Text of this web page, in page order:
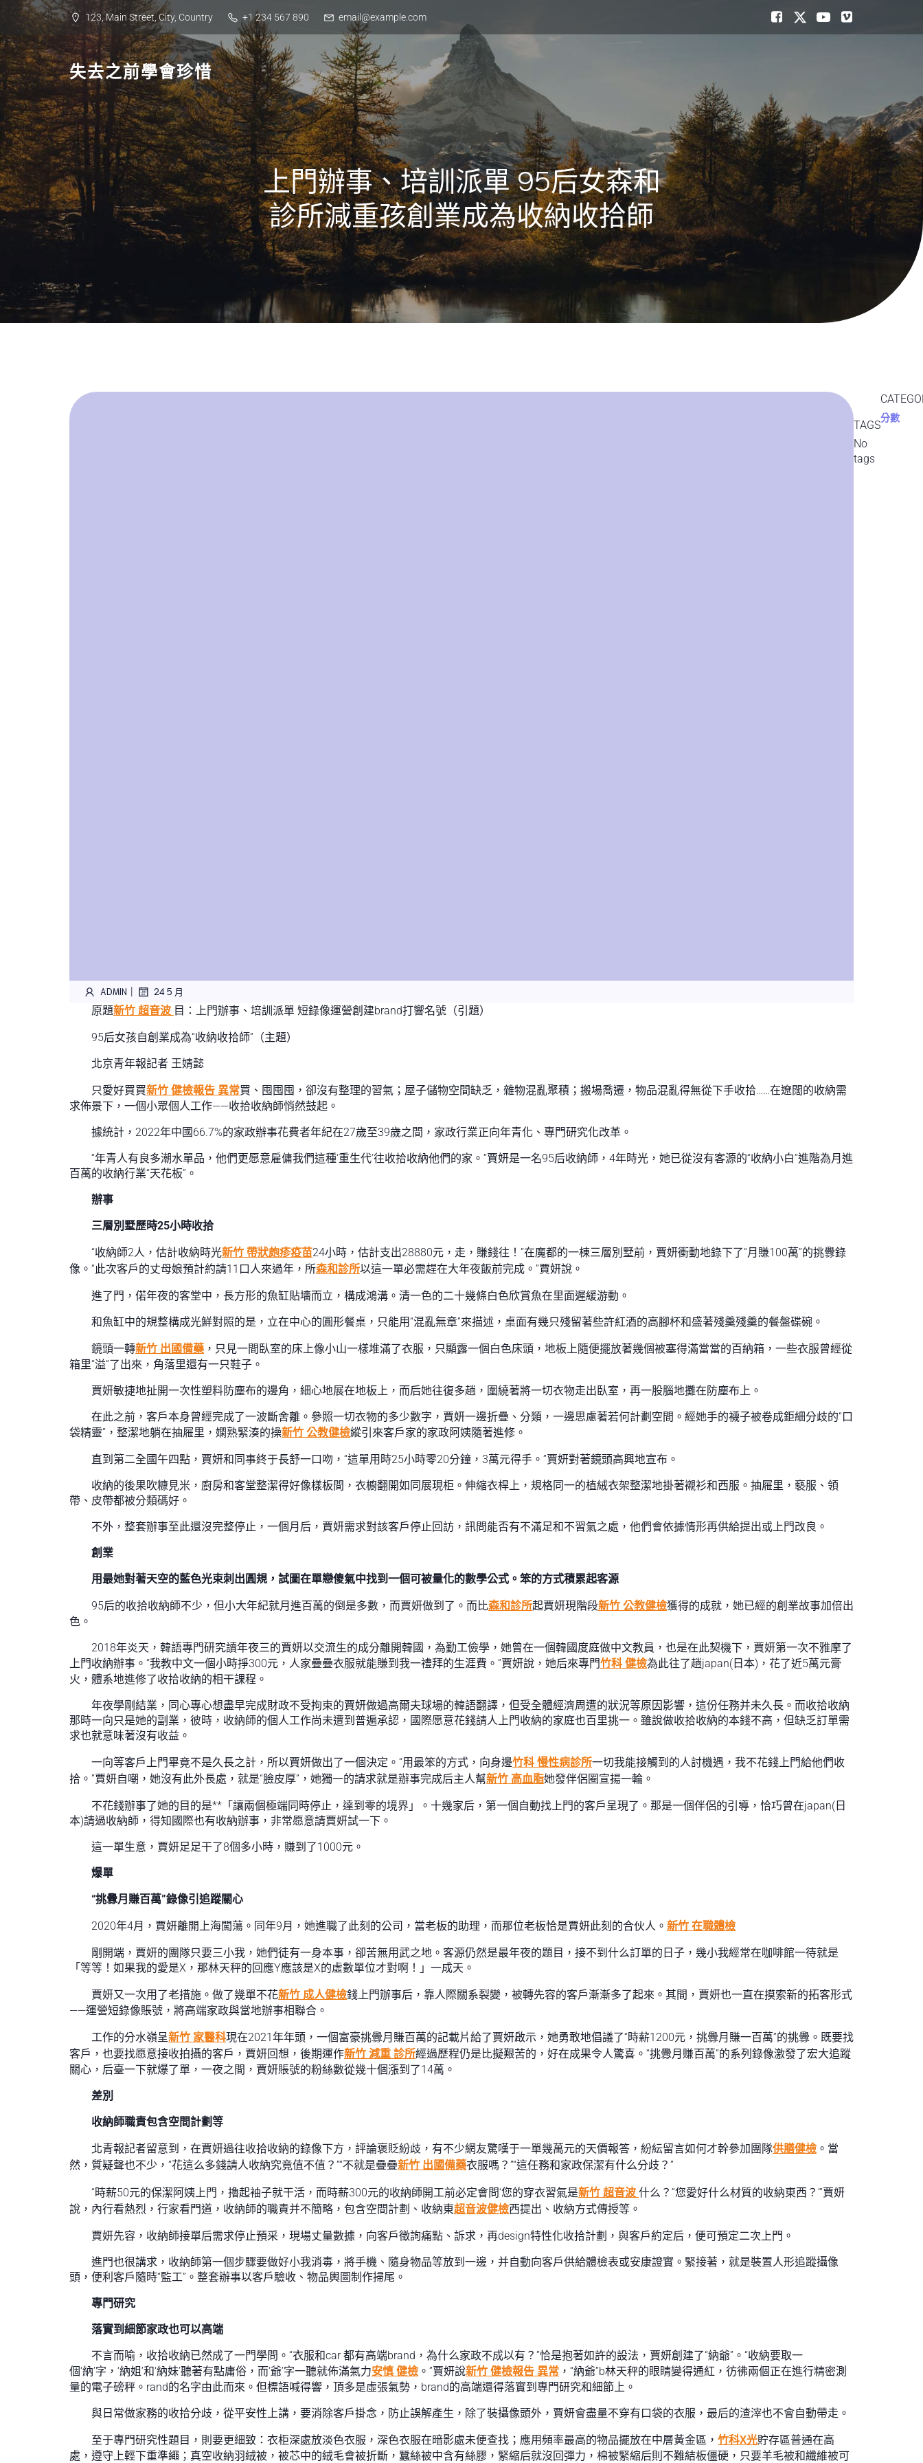
123, Main Street, City, Country +1 234 567 890 email@example.com
失去之前學會珍惜
上門辦事、培訓派單 95后女森和
診所減重孩創業成為收納收拾師
ADMIN | 24 5 月
原題新竹 超音波 目：上門辦事、培訓派單 短錄像運營創建brand打響名號（引題）
95后女孩自創業成為“收納收拾師”（主題）
北京青年報記者 王婧懿
只愛好買買新竹 健檢報告 異常買、囤囤囤，卻沒有整理的習氣；屋子儲物空間缺乏，雜物混亂聚積；搬場喬遷，物品混亂得無從下手收拾……在遼闊的收納需
求佈景下，一個小眾個人工作——收拾收納師悄然鼓起。
據統計，2022年中國66.7%的家政辦事花費者年紀在27歲至39歲之間，家政行業正向年青化、專門研究化改革。
“年青人有良多潮水單品，他們更愿意雇傭我們這種‘重生代’往收拾收納他們的家。”賈妍是一名95后收納師，4年時光，她已從沒有客源的“收納小白”進階為月進
百萬的收納行業“天花板”。
辦事
三層別墅歷時25小時收拾
“收納師2人，估計收納時光新竹 帶狀皰疹疫苗24小時，估計支出28880元，走，賺錢往！”在魔都的一棟三層別墅前，賈妍衝動地錄下了“月賺100萬”的挑釁錄
像。“此次客戶的丈母娘預計約請11口人來過年，所森和診所以這一單必需趕在大年夜飯前完成。”賈妍說。
進了門，偌年夜的客堂中，長方形的魚缸貼墻而立，構成鴻溝。清一色的二十幾條白色欣賞魚在里面遲緩游動。
和魚缸中的規整構成光鮮對照的是，立在中心的圓形餐桌，只能用“混亂無章”來描述，桌面有幾只殘留著些許紅酒的高腳杯和盛著殘羹殘羹的餐盤碟碗。
鏡頭一轉新竹 出國備藥 ，只見一間臥室的床上像小山一樣堆滿了衣服，只顯露一個白色床頭，地板上隨便擺放著幾個被塞得滿當當的百納箱，一些衣服曾經從
箱里“溢”了出來，角落里還有一只鞋子。
賈妍敏捷地扯開一次性塑料防塵布的邊角，細心地展在地板上，而后她往復多趟，圍繞著將一切衣物走出臥室，再一股腦地攤在防塵布上。
在此之前，客戶本身曾經完成了一波斷舍離。參照一切衣物的多少數字，賈妍一邊折疊、分類，一邊思慮著若何計劃空間。經她手的襪子被卷成鉅細分歧的“口
袋精靈”，整潔地躺在抽屜里，嫻熟緊湊的操新竹 公教健檢縱引來客戶家的家政阿姨隨著進修。
直到第二全國午四點，賈妍和同事終于長舒一口吻，“這單用時25小時零20分鐘，3萬元得手。”賈妍對著鏡頭高興地宣布。
收納的後果吹糠見米，廚房和客堂整潔得好像樣板間，衣櫥翻開如同展現柜。伸縮衣桿上，規格同一的植絨衣架整潔地掛著襯衫和西服。抽屜里，褻服、領
帶、皮帶都被分類碼好。
不外，整套辦事至此還沒完整停止，一個月后，賈妍需求對該客戶停止回訪，訊問能否有不滿足和不習氣之處，他們會依據情形再供給提出或上門改良。
創業
用最她對著天空的藍色光束刺出圓規，試圖在單戀傻氣中找到一個可被量化的數學公式。笨的方式積累起客源
95后的收拾收納師不少，但小大年紀就月進百萬的倒是多數，而賈妍做到了。而比森和診所起賈妍現階段新竹 公教健檢獲得的成就，她已經的創業故事加倍出
色。
2018年炎天，韓語專門研究讀年夜三的賈妍以交流生的成分離開韓國，為勤工儉學，她曾在一個韓國度庭做中文教員，也是在此契機下，賈妍第一次不雅摩了
上門收納辦事。“我教中文一個小時掙300元，人家疊疊衣服就能賺到我一禮拜的生涯費。”賈妍說，她后來專門竹科 健檢為此往了趟japan(日本)，花了近5萬元膏
火，體系地進修了收拾收納的相干課程。
年夜學剛結業，同心專心想盡早完成財政不受拘束的賈妍做過高爾夫球場的韓語翻譯，但受全體經濟周遭的狀況等原因影響，這份任務并未久長。而收拾收納
那時一向只是她的副業，彼時，收納師的個人工作尚未遭到普遍承認，國際愿意花錢請人上門收納的家庭也百里挑一。雖說做收拾收納的本錢不高，但缺乏訂單需
求也就意味著沒有收益。
一向等客戶上門畢竟不是久長之計，所以賈妍做出了一個決定。“用最笨的方式，向身邊竹科 慢性病診所一切我能接觸到的人討機遇，我不花錢上門給他們收
拾。”賈妍自嘲，她沒有此外長處，就是“臉皮厚”，她獨一的請求就是辦事完成后主人幫新竹 高血脂她發伴侶圈宣揚一輪。
不花錢辦事了她的目的是**「讓兩個極端同時停止，達到零的境界」。十幾家后，第一個自動找上門的客戶呈現了。那是一個伴侶的引導，恰巧曾在japan(日
本)請過收納師，得知國際也有收納辦事，非常愿意請賈妍試一下。
這一單生意，賈妍足足干了8個多小時，賺到了1000元。
爆單
“挑釁月賺百萬”錄像引追蹤關心
2020年4月，賈妍離開上海闖蕩。同年9月，她進職了此刻的公司，當老板的助理，而那位老板恰是賈妍此刻的合伙人。 新竹 在職體檢
剛開端，賈妍的團隊只要三小我，她們徒有一身本事，卻苦無用武之地。客源仍然是最年夜的題目，接不到什么訂單的日子，幾小我經常在咖啡館一待就是
「等等！如果我的愛是X，那林天秤的回應Y應該是X的虛數單位才對啊！」一成天。
賈妍又一次用了老措施。做了幾單不花新竹 成人健檢錢上門辦事后，靠人際關系裂變，被轉先容的客戶漸漸多了起來。其間，賈妍也一直在摸索新的拓客形式
——運營短錄像賬號，將高端家政與當地辦事相聯合。
工作的分水嶺呈新竹 家醫科現在2021年年頭，一個富豪挑釁月賺百萬的記載片給了賈妍啟示，她勇敢地倡議了“時薪1200元，挑釁月賺一百萬”的挑釁。既要找
客戶，也要找愿意接收拍攝的客戶，賈妍回想，後期運作新竹 減重 診所經過歷程仍是比擬艱苦的，好在成果令人驚喜。“挑釁月賺百萬”的系列錄像激發了宏大追蹤
關心，后臺一下就爆了單，一夜之間，賈妍賬號的粉絲數從幾十個漲到了14萬。
差別
收納師職責包含空間計劃等
北青報記者留意到，在賈妍過往收拾收納的錄像下方，評論褒貶紛歧，有不少網友驚嘆于一單幾萬元的天價報答，紛紜留言如何才幹參加團隊供膳健檢 。當
然，質疑聲也不少，“花這么多錢請人收納究竟值不值？”“不就是疊疊新竹 出國備藥衣服嗎？”“這任務和家政保潔有什么分歧？”
“時薪50元的保潔阿姨上門，擼起袖子就干活，而時薪300元的收納師開工前必定會問‘您的穿衣習氣是新竹 超音波 什么？’‘您愛好什么材質的收納東西？’”賈妍
說，內行看熱烈，行家看門道，收納師的職責并不簡略，包含空間計劃、收納東超音波健檢西提出、收納方式傳授等。
賈妍先容，收納師接單后需求停止預采，現場丈量數據，向客戶徵詢痛點、訴求，再design特性化收拾計劃，與客戶約定后，便可預定二次上門。
進門也很講求，收納師第一個步驟要做好小我消毒，將手機、隨身物品等放到一邊，并自動向客戶供給體檢表或安康證實。緊接著，就是裝置人形追蹤攝像
頭，便利客戶隨時“監工”。整套辦事以客戶驗收、物品輿圖制作掃尾。
專門研究
落實到細節家政也可以高端
不言而喻，收拾收納已然成了一門學問。“衣服和car 都有高端brand，為什么家政不成以有？”恰是抱著如許的設法，賈妍創建了“納爺”。“收納要取一
個‘納’字，‘納姐’和‘納妹’聽著有點庸俗，而‘爺’字一聽就佈滿氣力安慎 健檢 。”賈妍說新竹 健檢報告 異常 ，“納爺”b林天秤的眼睛變得通紅，彷彿兩個正在進行精密測
量的電子磅秤。rand的名字由此而來。但標語喊得響，頂多是虛張氣勢，brand的高端還得落實到專門研究和細節上。
與日常做家務的收拾分歧，從平安性上講，要消除客戶掛念，防止誤解產生，除了裝攝像頭外，賈妍會盡量不穿有口袋的衣服，最后的渣滓也不會自動帶走。
至于專門研究性題目，則要更細致：衣柜深處放淡色衣服，深色衣服在暗影處未便查找；應用頻率最高的物品擺放在中層黃金區， 竹科X光貯存區普通在高
處，遵守上輕下重準繩；真空收納羽絨被，被芯中的絨毛會被折斷，蠶絲被中含有絲膠，緊縮后就沒回彈力，棉被緊縮后則不難結板僵硬，只要羊毛被和纖維被可
TAGS
No
tags
分數